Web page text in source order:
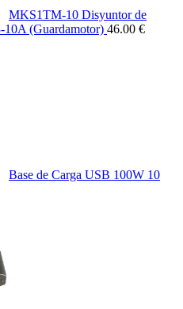
MKS1TM-10 Disyuntor de
10A (Guardamotor) 46.00 €
Base de Carga USB 100W 10